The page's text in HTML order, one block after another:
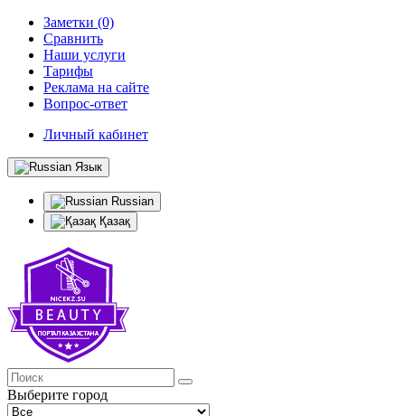
Заметки (0)
Сравнить
Наши услуги
Тарифы
Реклама на сайте
Вопрос-ответ
Личный кабинет
Язык
Russian
Қазақ
Выберите город